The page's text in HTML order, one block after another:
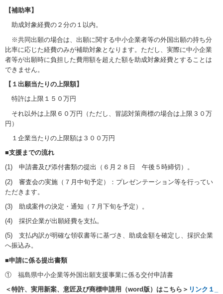
【補助率】
助成対象経費の２分の１以内。
※共同出願の場合は、出願に関する中小企業者等の外国出願の持ち分
比率に応じた経費のみが補助対象となります。ただし、実際に中小企業
者等が出願時に負担した費用額を超えた額を助成対象経費とすることは
できません。
【 １出願当たりの 上限額】
特許は上限１５０万円
それ以外は上限６０万円（ただし、冒認対策商標の場合は上限３０万
円）
１企業当たりの上限額は３００万円
■支援までの流れ
(1) 申請書及び添付書類の提出（６月２８日 午後５時締切）。
(2) 審査会の実施（７月中旬予定）：プレゼンテーション等を行ってい
ただきます。
(3) 助成案件の決定・通知（７月下旬を予定）。
(4) 採択企業が出願経費を支払。
(5) 支払内訳が明確な領収書等に基づき、助成金額を確定し、採択企業
へ振込み。
■申請に係る提出書類
① 福島県中小企業等外国出願支援事業に係る交付申請書
＜特許、実用新案、意匠及び商標申請用（word版）はこちら＞ リンク１_